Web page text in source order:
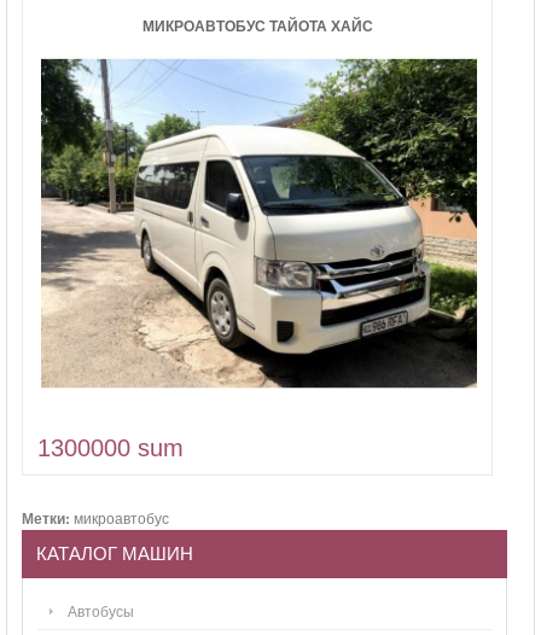
МИКРОАВТОБУС ТАЙОТА ХАЙС
1300000 sum
Метки: микроавтобус
КАТАЛОГ МАШИН
Автобусы